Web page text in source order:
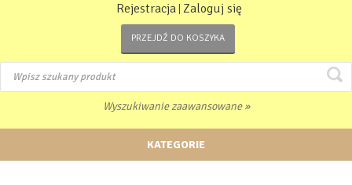
Rejestracja Zaloguj się
PRZEJDŹ DO KOSZYKA
Wyszukiwanie zaawansowane »
KATEGORIE